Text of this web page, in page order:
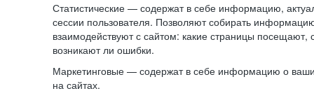
Статистические — содержат в себе информацию,
сессии пользователя. Позволяют собирать
взаимодействуют с сайтом: какие страницы посещают,
возникают ли ошибки.
Маркетинговые — содержат в себе информацию о
на сайтах.